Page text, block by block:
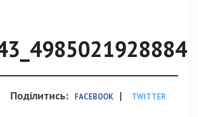
Поділитись: FACEBOOK | TWITTER